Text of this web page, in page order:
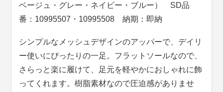
ベージュ・グレー・ネイビー・ブルー） SD品
番：10995507・10995508 納期：即納
シンプルなメッシュデザインのアッパーで、デイリ
ー使いにぴったりの一足。フラットソールなので、
さらっと楽に履けて、足元を軽やかにおしゃれに飾
ってくれます。樹脂素材なので圧迫感がありませ